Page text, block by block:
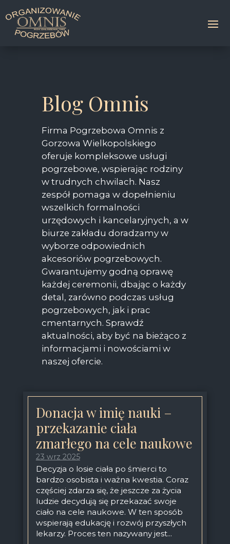
Blog Omnis
Firma Pogrzebowa Omnis z
Gorzowa Wielkopolskiego
oferuje kompleksowe usługi
pogrzebowe, wspierając rodziny
w trudnych chwilach. Nasz
zespół pomaga w dopełnieniu
wszelkich formalności
urzędowych i kancelaryjnych, a w
biurze zakładu doradzamy w
wyborze odpowiednich
akcesoriów pogrzebowych.
Gwarantujemy godną oprawę
każdej ceremonii, dbając o każdy
detal, zarówno podczas usług
pogrzebowych, jak i prac
cmentarnych. Sprawdź
aktualności, aby być na bieżąco z
informacjami i nowościami w
naszej ofercie.
Donacja w imię nauki –
przekazanie ciała
zmarłego na cele naukowe
23 wrz 2025
Decyzja o losie ciała po śmierci to
bardzo osobista i ważna kwestia. Coraz
częściej zdarza się, że jeszcze za życia
ludzie decydują się przekazać swoje
ciało na cele naukowe. W ten sposób
wspierają edukację i rozwój przyszłych
lekarzy. Proces ten nazywany jest...